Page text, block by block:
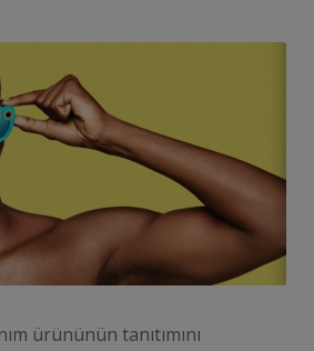
ürününün tanıtımını